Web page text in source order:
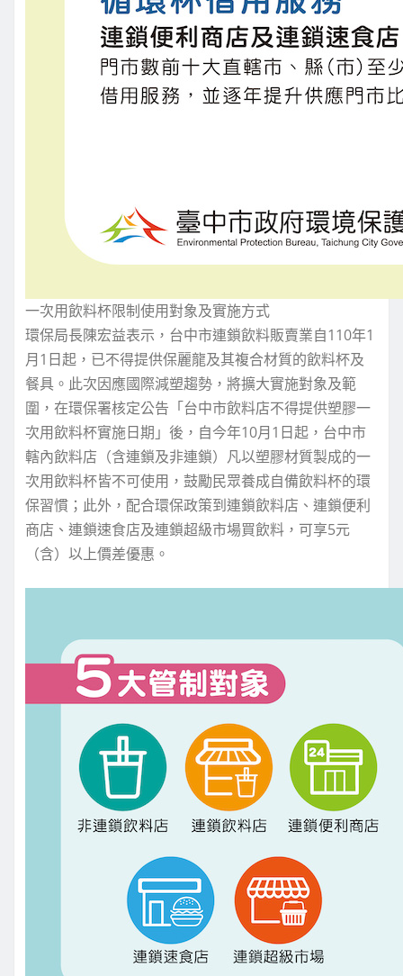
一次用飲料杯限制使用對象及實施方式
環保局長陳宏益表示，台中市連鎖飲料販賣業自110年1
月1日起，已不得提供保麗龍及其複合材質的飲料杯及
餐具。此次因應國際減塑趨勢，將擴大實施對象及範
圍，在環保署核定公告「台中市飲料店不得提供塑膠一
次用飲料杯實施日期」後，自今年10月1日起，台中市
轄內飲料店（含連鎖及非連鎖）凡以塑膠材質製成的一
次用飲料杯皆不可使用，鼓勵民眾養成自備飲料杯的環
保習慣；此外，配合環保政策到連鎖飲料店、連鎖便利
商店、連鎖速食店及連鎖超級市場買飲料，可享5元
（含）以上價差優惠。